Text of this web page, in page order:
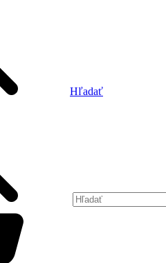
Hľadať